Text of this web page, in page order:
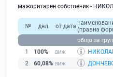
мажоритарен собственик -
№ дял от дата (правна
общо за
1
100%
2
60,08%